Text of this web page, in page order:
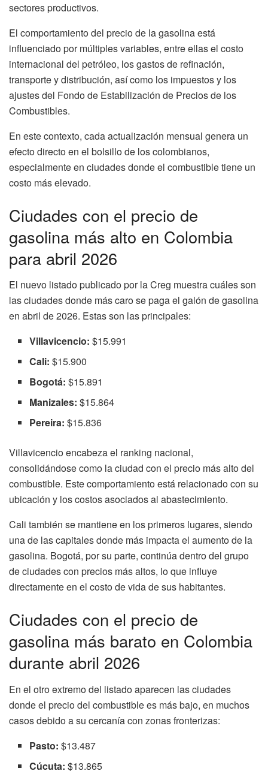
sectores productivos.
El comportamiento del precio de la gasolina está
influenciado por múltiples variables, entre ellas el costo
internacional del petróleo, los gastos de refinación,
transporte y distribución, así como los impuestos y los
ajustes del Fondo de Estabilización de Precios de los
Combustibles.
En este contexto, cada actualización mensual genera un
efecto directo en el bolsillo de los colombianos,
especialmente en ciudades donde el combustible tiene un
costo más elevado.
Ciudades con el precio de
gasolina más alto en Colombia
para abril 2026
El nuevo listado publicado por la Creg muestra cuáles son
las ciudades donde más caro se paga el galón de gasolina
en abril de 2026. Estas son las principales:
Villavicencio: $15.991
Cali: $15.900
Bogotá: $15.891
Manizales: $15.864
Pereira: $15.836
Villavicencio encabeza el ranking nacional,
consolidándose como la ciudad con el precio más alto del
combustible. Este comportamiento está relacionado con su
ubicación y los costos asociados al abastecimiento.
Cali también se mantiene en los primeros lugares, siendo
una de las capitales donde más impacta el aumento de la
gasolina. Bogotá, por su parte, continúa dentro del grupo
de ciudades con precios más altos, lo que influye
directamente en el costo de vida de sus habitantes.
Ciudades con el precio de
gasolina más barato en Colombia
durante abril 2026
En el otro extremo del listado aparecen las ciudades
donde el precio del combustible es más bajo, en muchos
casos debido a su cercanía con zonas fronterizas:
Pasto: $13.487
Cúcuta: $13.865